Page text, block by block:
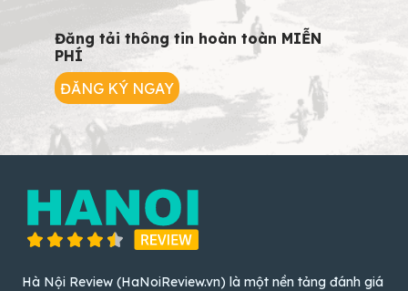
Đăng tải thông tin hoàn toàn MIỄN
PHÍ
ĐĂNG KÝ NGAY
Hà Nội Review (HaNoiReview.vn) là một nền tảng đánh giá